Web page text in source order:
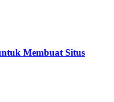
Membuat Situs